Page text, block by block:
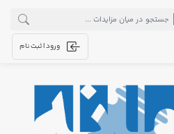
ورود | ثبت نام